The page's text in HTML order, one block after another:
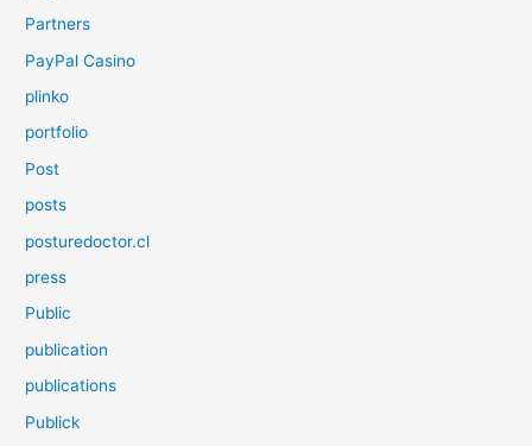
Partners
PayPal Casino
plinko
portfolio
Post
posts
posturedoctor.cl
press
Public
publication
publications
Publick